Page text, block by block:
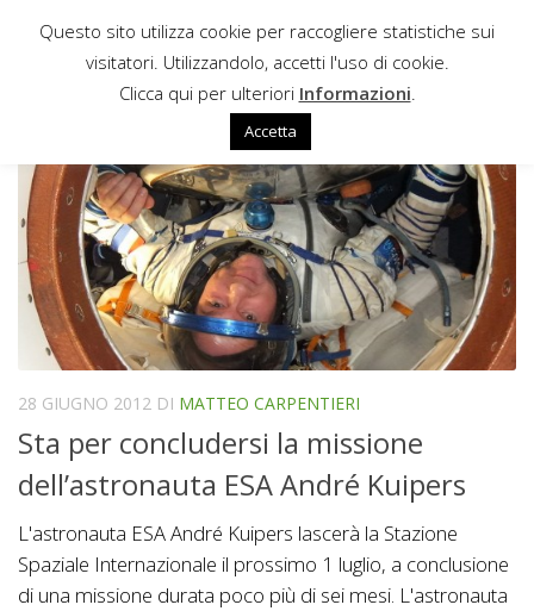
Sotto il contenuto
PROMISSE
28 GIUGNO 2012 DI MATTEO CARPENTIERI
Sta per concludersi la missione
dell’astronauta ESA André Kuipers
L'astronauta ESA André Kuipers lascerà la Stazione
Spaziale Internazionale il prossimo 1 luglio, a conclusione
di una missione durata poco più di sei mesi. L'astronauta
Questo sito utilizza cookie per raccogliere statistiche sui
visitatori. Utilizzandolo, accetti l'uso di cookie.
Clicca qui per ulteriori Informazioni
Accetta